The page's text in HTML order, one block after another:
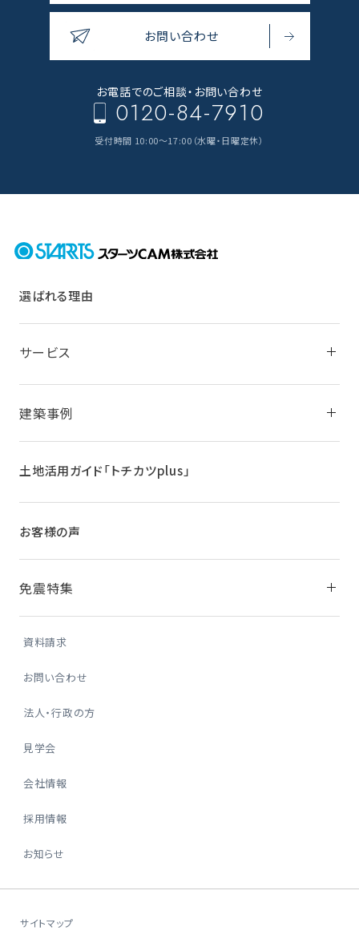
お問い合わせ
お電話でのご相談・ お問い合わせ
0120-84-7910
受付時間 10:00～17:00（水曜・日曜定休）
選ばれる理由
サービス
建築事例
土地活用ガイド「トチカツplus」
お客様の声
免震特集
資料請求
お問い合わせ
法人・行政の方
見学会
会社情報
採用情報
お知らせ
サイトマップ